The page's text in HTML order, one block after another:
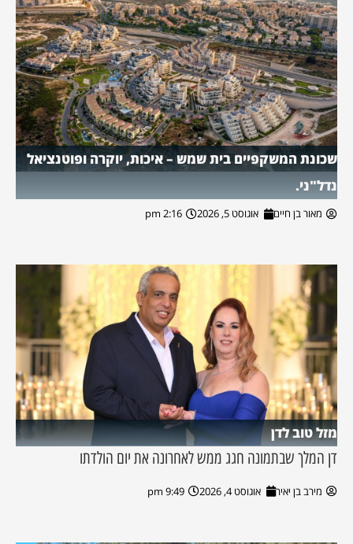
שכונת המשקפיים בית שמש – איכות, יוקרה ופוטנציאל
נדל"ני.
מאור בן חיים אוגוסט 5, 2026 2:16 pm
מזל טוב לדן
דן המלך שבתמונה חגג ממש לאחרונה את יום הולדתו
מירב בן יאיר אוגוסט 4, 2026 9:49 pm